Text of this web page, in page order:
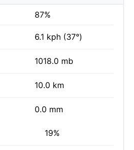
87%
6.1 kph (37°)
1018.0 mb
10.0 km
0.0 mm
19%